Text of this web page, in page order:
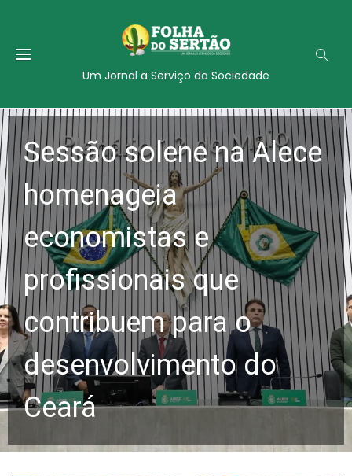
Um Jornal a Serviço da Sociedade
Sessão solene na Alece
homenageia
economistas e
profissionais que
contribuem para o
desenvolvimento do
Ceará